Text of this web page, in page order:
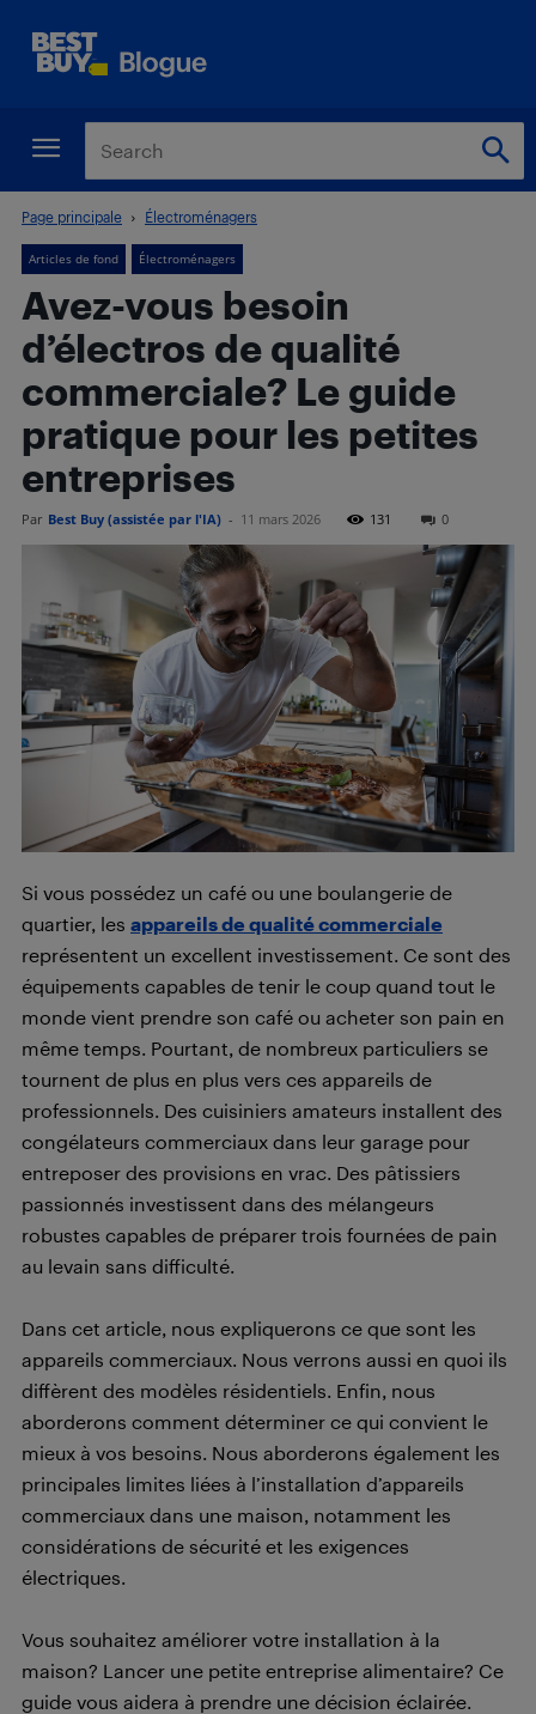
Page principale Électroménagers
Articles de fond Électroménagers
Avez-vous besoin
d’électros de qualité
commerciale? Le guide
pratique pour les petites
entreprises
Par Best Buy (assistée par l'IA) - 11 mars 2026 131 0
Si vous possédez un café ou une boulangerie de
quartier, les appareils de qualité commerciale
représentent un excellent investissement. Ce sont des
équipements capables de tenir le coup quand tout le
monde vient prendre son café ou acheter son pain en
même temps. Pourtant, de nombreux particuliers se
tournent de plus en plus vers ces appareils de
professionnels. Des cuisiniers amateurs installent des
congélateurs commerciaux dans leur garage pour
entreposer des provisions en vrac. Des pâtissiers
passionnés investissent dans des mélangeurs
robustes capables de préparer trois fournées de pain
au levain sans difficulté.
Dans cet article, nous expliquerons ce que sont les
appareils commerciaux. Nous verrons aussi en quoi ils
diffèrent des modèles résidentiels. Enfin, nous
aborderons comment déterminer ce qui convient le
mieux à vos besoins. Nous aborderons également les
principales limites liées à l’installation d’appareils
commerciaux dans une maison, notamment les
considérations de sécurité et les exigences
électriques.
Vous souhaitez améliorer votre installation à la
maison? Lancer une petite entreprise alimentaire? Ce
guide vous aidera à prendre une décision éclairée.